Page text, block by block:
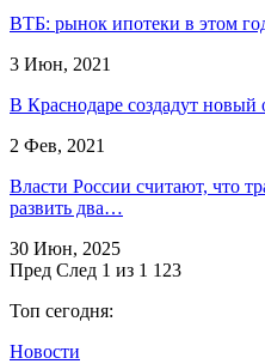
ВТБ: рынок ипотеки в этом
3 Июн, 2021
В Краснодаре создадут новый
2 Фев, 2021
Власти России считают, что
развить два…
30 Июн, 2025
Пред След 1 из 1 123
Топ сегодня:
Новости